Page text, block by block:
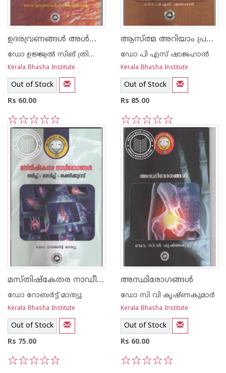
ഉദരവ്രണങ്ങള്‍ അള്‍സര്‍ മുതല്‍ അര്‍ബുദം വരെ
ഡോ ഉജ്ജ്വല്‍ സിങ് ത്രിവേദി ബി
Kerala Bhasha Institute
Out of Stock
Rs 60.00
5
4
3
2
1
ആസ്ത്മ അറിയാം പ്രതിരോധിക്കാം
ഡോ പി എസ് ഷാജഹാന്‍
Kerala Bhasha Institute
Out of Stock
Rs 85.00
5
4
3
2
1
മസ്തിഷ്കേതര നാഡീരോഗങ്ങള്‍
ഡോ റോബര്‍ട്ട് മാത്യു
Kerala Bhasha Institute
Out of Stock
Rs 75.00
അസ്ഥിരോഗങ്ങള്‍
ഡോ സി വി കൃഷ്ണകുമാര്‍
Kerala Bhasha Institute
Out of Stock
Rs 60.00